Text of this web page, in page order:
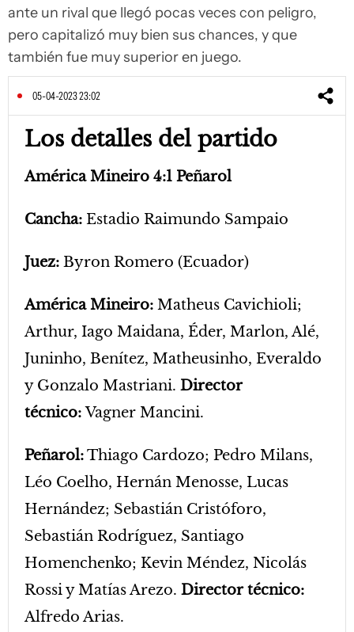
ante un rival que llegó pocas veces con peligro,
pero capitalizó muy bien sus chances, y que
también fue muy superior en juego.
05-04-2023 23:02
Los detalles del partido
América Mineiro 4:1 Peñarol
Cancha: Estadio Raimundo Sampaio
Juez: Byron Romero (Ecuador)
América Mineiro: Matheus Cavichioli;
Arthur, Iago Maidana, Éder, Marlon, Alé,
Juninho, Benítez, Matheusinho, Everaldo
y Gonzalo Mastriani. Director
técnico:Vagner Mancini.
Peñarol:Thiago Cardozo; Pedro Milans,
Léo Coelho, Hernán Menosse, Lucas
Hernández; Sebastián Cristóforo,
Sebastián Rodríguez, Santiago
Homenchenko; Kevin Méndez, Nicolás
Rossi y Matías Arezo. Director técnico:
Alfredo Arias.